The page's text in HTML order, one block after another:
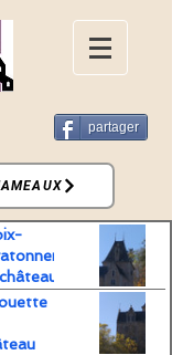
partager
de